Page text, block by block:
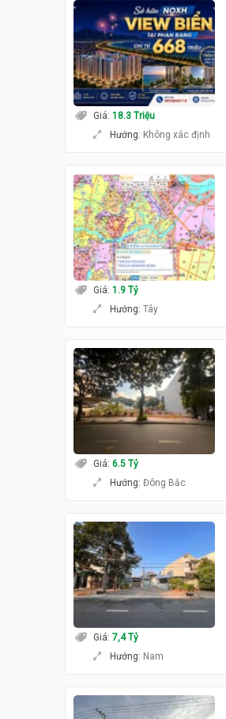
Giá: 18.3 Triệu
Hướng: Không xác định
Giá: 1.9 Tỷ
Hướng: Tây
Giá: 6.5 Tỷ
Hướng: Đông Bắc
Giá: 7,4 Tỷ
Hướng: Nam